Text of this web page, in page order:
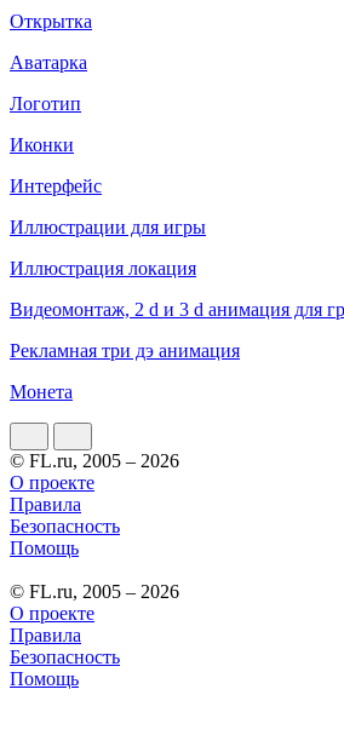
Открытка
Аватарка
Логотип
Иконки
Интерфейс
Иллюстрации для игры
Иллюстрация локация
Видеомонтаж, 2 d и 3 d анимация для
Рекламная три дэ анимация
Монета
© FL.ru, 2005 – 2026
О проекте
Правила
Безопасность
Помощь
© FL.ru, 2005 – 2026
О проекте
Правила
Безопасность
Помощь